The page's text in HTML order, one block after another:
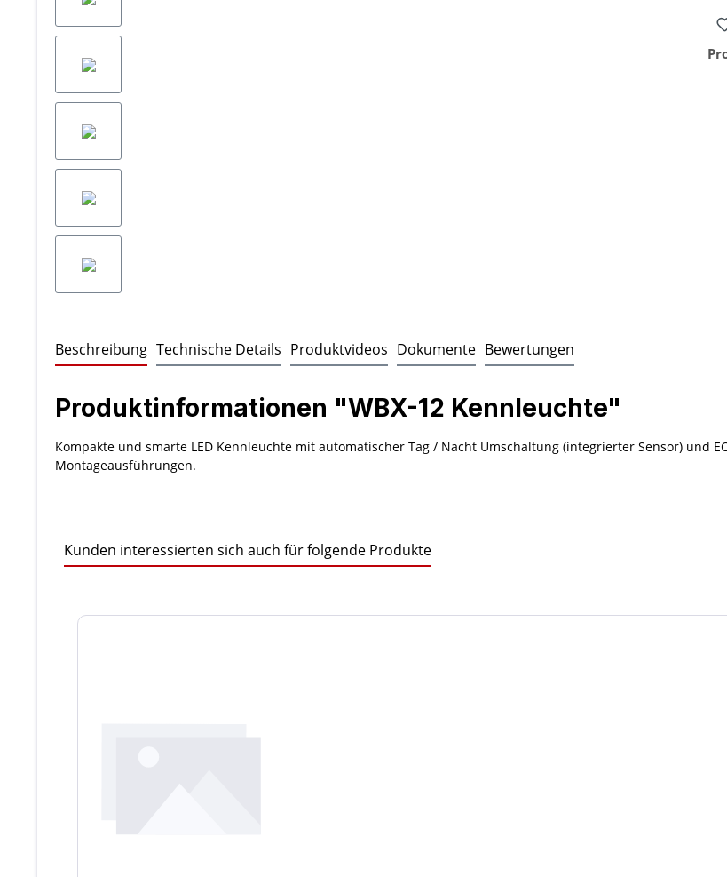
Beschreibung Technische Details Produktvideos Dokumente Bewertungen
Produktinformationen "WBX-12 Kennleuchte"
Kompakte und smarte LED Kennleuchte mit automatischer Tag / Nacht Umschaltung (integrierter Sensor) und
Montageausführungen.
Kunden interessierten sich auch für folgende Produkte